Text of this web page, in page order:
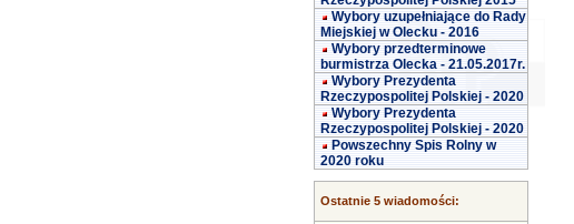
Wybory uzupełniające do Rady
Miejskiej w Olecku - 2016
Wybory przedterminowe
burmistrza Olecka - 21.05.2017r.
Wybory Prezydenta
Rzeczypospolitej Polskiej - 2020
Wybory Prezydenta
Rzeczypospolitej Polskiej - 2020
Powszechny Spis Rolny w
2020 roku
Ostatnie 5 wiadomości: